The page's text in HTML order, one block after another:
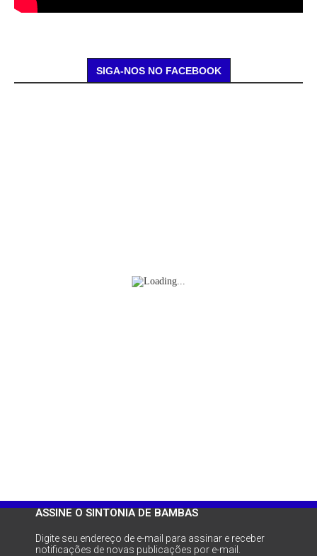
SIGA-NOS NO FACEBOOK
ASSINE O SINTONIA DE BAMBAS
Digite seu endereço de e-mail para assinar e receber
notificações de novas publicações por e-mail.